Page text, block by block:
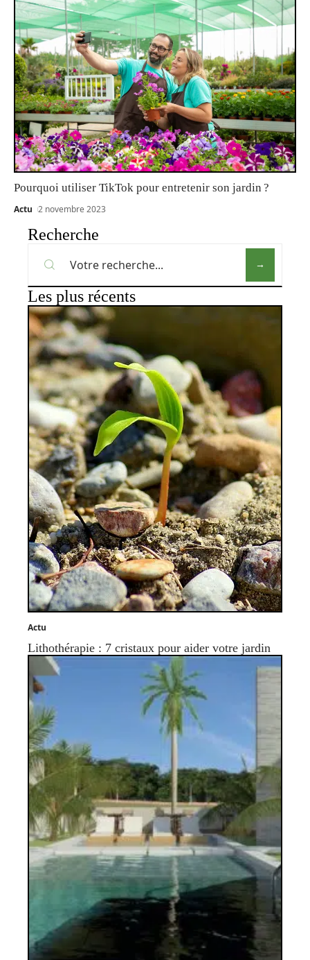
Pourquoi utiliser TikTok pour entretenir son jardin ?
Actu 2 novembre 2023
Recherche
Les plus récents
Actu
Lithothérapie : 7 cristaux pour aider votre jardin